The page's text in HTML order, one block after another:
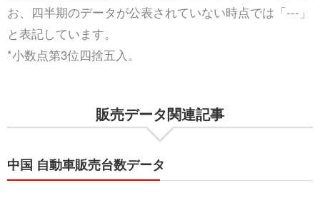
お、四半期のデータが公表されていない時点では「---」
と表記しています。
*小数点第3位四捨五入。
販売データ関連記事
中国 自動車販売台数データ